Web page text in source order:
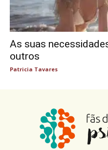
As suas
outros
Patricia Tavares